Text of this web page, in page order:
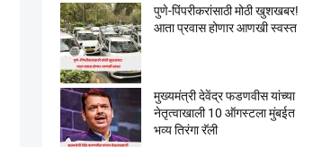
पुणे-पिंपरीकरांसाठी मोठी खुशखबर!
आता प्रवास होणार आणखी स्वस्त
मुख्यमंत्री देवेंद्र फडणवीस यांच्या
नेतृत्वाखाली 10 ऑगस्टला मुंबईत
भव्य तिरंगा रॅली